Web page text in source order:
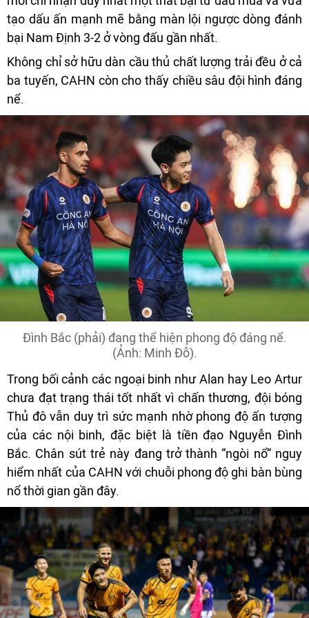
tạo dấu ấn mạnh mẽ bằng màn lội ngược dòng đánh
bại Nam Định 3-2 ở vòng đấu gần nhất.
Không chỉ sở hữu dàn cầu thủ chất lượng trải đều ở cả
ba tuyến, CAHN còn cho thấy chiều sâu đội hình đáng
nể.
Đình Bắc (phải) đang thể hiện phong độ đáng nể.
(Ảnh: Minh Đỗ).
Trong bối cảnh các ngoại binh như Alan hay Leo Artur
chưa đạt trạng thái tốt nhất vì chấn thương, đội bóng
Thủ đô vẫn duy trì sức mạnh nhờ phong độ ấn tượng
của các nội binh, đặc biệt là tiền đạo Nguyễn Đình
Bắc. Chân sút trẻ này đang trở thành “ngòi nổ” nguy
hiểm nhất của CAHN với chuỗi phong độ ghi bàn bùng
nổ thời gian gần đây.